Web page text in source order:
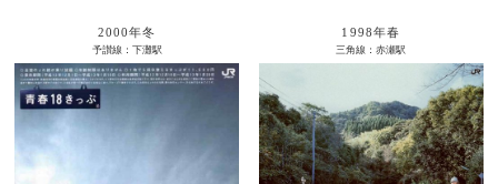
2000年冬
予讃線：下灘駅
1998年春
三角線：赤瀬駅